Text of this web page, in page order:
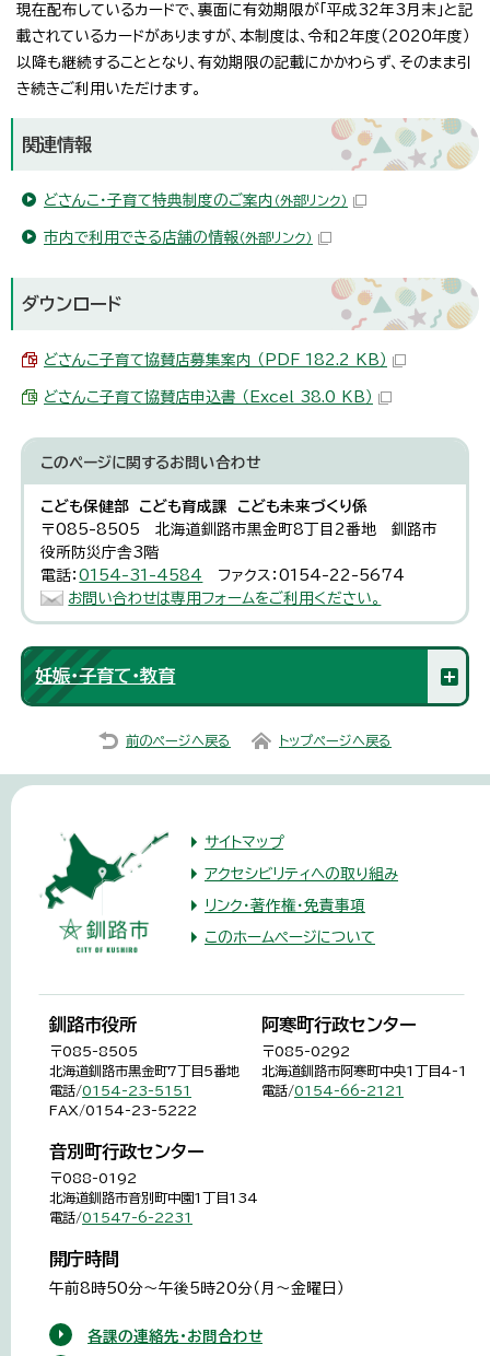
現在配布しているカードで、裏面に有効期限が「平成32年3月末」と記
載されているカードがありますが、本制度は、令和2年度（2020年度）
以降も継続することとなり、有効期限の記載にかかわらず、そのまま引
き続きご利用いただけます。
関連情報
どさんこ・子育て特典制度のご案内 （外部リンク）
市内で利用できる店舗の情報（外部リンク）
ダウンロード
どさんこ子育て協賛店募集案内 （PDF 182.2 KB）
どさんこ子育て協賛店申込書 （Excel 38.0 KB）
このページに関するお問い合わせ
こども保健部 こども育成課 こども未来づくり係
〒085-8505 北海道釧路市黒金町8丁目2番地 釧路市
役所防災庁舎3階
電話：0154-31-4584
ファクス：0154-22-5674
お問い合わせは専用フォームをご利用ください。
妊娠・子育て・教育
前のページへ戻る トップページへ戻る
サイトマップ
アクセシビリティへの取り組み
リンク・著作権・免責事項
このホームページについて
釧路市役所
〒085-8505
北海道釧路市黒金町7丁目5番地
電話/0154-23-5151
FAX/0154-23-5222
阿寒町行政センター
〒085-0292
北海道釧路市阿寒町中央1丁目4-1
電話/0154-66-2121
音別町行政センター
〒088-0192
北海道釧路市音別町中園1丁目134
電話/01547-6-2231
開庁時間
午前8時50分～午後5時20分（月～金曜日）
各課の連絡先・お問合わせ